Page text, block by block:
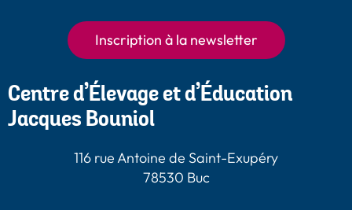
Inscription à la newsletter
Centre d’Élevage et d’Éducation
Jacques Bouniol
116 rue Antoine de Saint-Exupéry
78530 Buc